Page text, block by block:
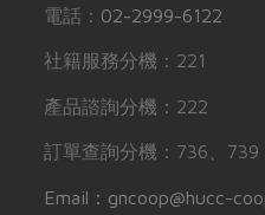
電話： 02-2999-6122
社籍服務分機：221
產品諮詢分機：222
訂單查詢分機：736、739
Email：gncoop@hucc-